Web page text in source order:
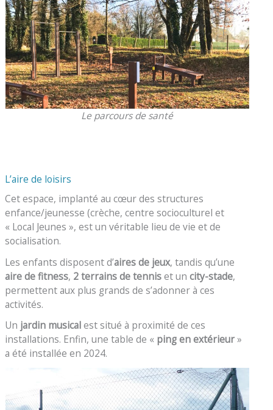
Le parcours de santé
L’aire de loisirs
Cet espace, implanté au cœur des structures
enfance/jeunesse (crèche, centre socioculturel et
« Local Jeunes », est un véritable lieu de vie et de
socialisation.
Les enfants disposent d’aires de jeux, tandis qu’une
aire de fitness, 2 terrains de tenniset un city-stade,
permettent aux plus grands de s’adonner à ces
activités.
Un jardin musicalest situé à proximité de ces
installations. Enfin, une table de « ping en extérieur»
a été installée en 2024.